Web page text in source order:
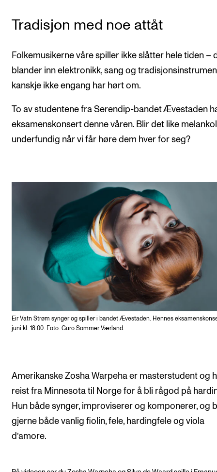
Tradisjon med noe attåt
Folkemusikerne våre spiller ikke slåtter hele tiden –
blander inn elektronikk, sang og
kanskje ikke engang har hørt om.
To av studentene fra Serendip-bandet Ævestaden
eksamenskonsert denne våren. Blir det like
underfundig når vi får høre dem hver for seg?
Eir Vatn Strøm synger og spiller i bandet Ævestaden. Hennes
juni kl. 18.00. Foto: Guro Sommer Værland.
Amerikanske Zosha Warpeha er masterstudent og
reist fra Minnesota til Norge for å bli rågod på
Hun både synger, improviserer og komponerer, og
gjerne både vanlig fiolin, fele, hardingfele og viola
d’amore.